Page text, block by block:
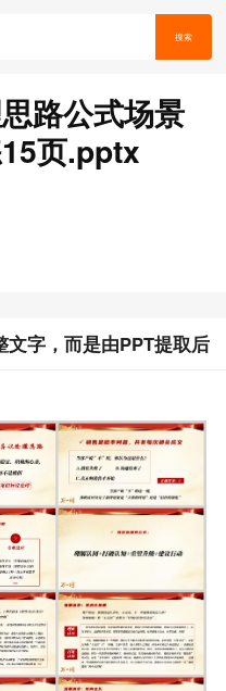
搜索
路公式场景
页.pptx
字，而是由PPT提取后